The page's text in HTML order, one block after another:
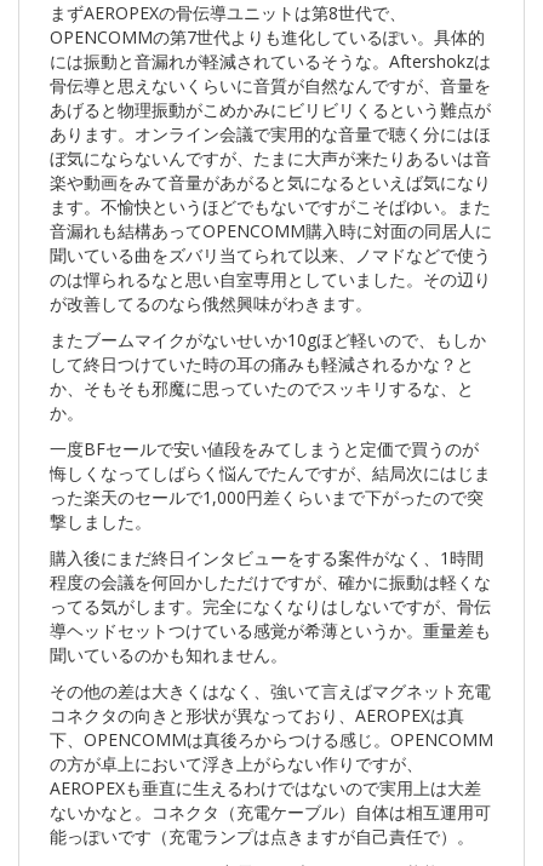
まずAEROPEXの骨伝導ユニットは第8世代で、
OPENCOMMの第7世代よりも進化しているぽい。具体的
には振動と音漏れが軽減されているそうな。Aftershokzは
骨伝導と思えないくらいに音質が自然なんですが、音量を
あげると物理振動がこめかみにビリビリくるという難点が
あります。オンライン会議で実用的な音量で聴く分にはほ
ぼ気にならないんですが、たまに大声が来たりあるいは音
楽や動画をみて音量があがると気になるといえば気になり
ます。不愉快というほどでもないですがこそばゆい。また
音漏れも結構あってOPENCOMM購入時に対面の同居人に
聞いている曲をズバリ当てられて以来、ノマドなどで使う
のは憚られるなと思い自室専用としていました。その辺り
が改善してるのなら俄然興味がわきます。
またブームマイクがないせいか10gほど軽いので、もしか
して終日つけていた時の耳の痛みも軽減されるかな？と
か、そもそも邪魔に思っていたのでスッキリするな、と
か。
一度BFセールで安い値段をみてしまうと定価で買うのが
悔しくなってしばらく悩んでたんですが、結局次にはじま
った楽天のセールで1,000円差くらいまで下がったので突
撃しました。
購入後にまだ終日インタビューをする案件がなく、1時間
程度の会議を何回かしただけですが、確かに振動は軽くな
ってる気がします。完全になくなりはしないですが、骨伝
導ヘッドセットつけている感覚が希薄というか。重量差も
聞いているのかも知れません。
その他の差は大きくはなく、強いて言えばマグネット充電
コネクタの向きと形状が異なっており、AEROPEXは真
下、OPENCOMMは真後ろからつける感じ。OPENCOMM
の方が卓上において浮き上がらない作りですが、
AEROPEXも垂直に生えるわけではないので実用上は大差
ないかなと。コネクタ（充電ケーブル）自体は相互運用可
能っぽいです（充電ランプは点きますが自己責任で）。